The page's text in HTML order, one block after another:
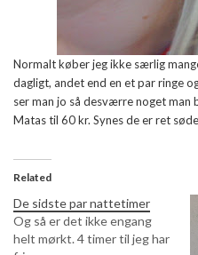
Normalt køber jeg ikke særlig
dagligt, andet end en et par ringe
ser man jo så desværre noget man
Matas til 60 kr. Synes de er ret søde
Related
De sidste par nattetimer
Og så er det ikke engang
helt mørkt. 4 timer til jeg har